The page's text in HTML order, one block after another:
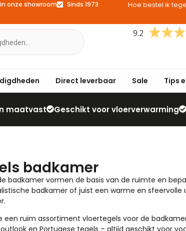
onze showroom Sinds 1973 Hoe bestel ik
9.2
Direct leverbaar Sale Tips
maatvast Geschikt voor vloerverwarming
badkamer
badkamer vormen de basis van de ruimte en
badkamer of juist een warme en
een ruim assortiment vloertegels voor de